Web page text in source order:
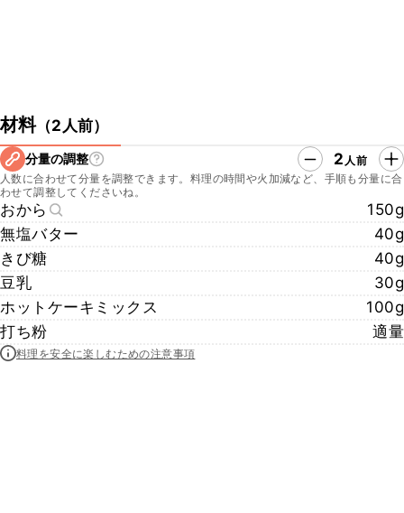
材料（2人前）
分量の調整 2 人前
人数に合わせて分量を調整できます。料理の時間や火加減など、手順も分量に合
わせて調整してくださいね。
おから
150g
無塩バター
40g
きび糖
40g
豆乳
30g
ホットケーキミックス
100g
打ち粉
適量
料理を安全に楽しむための注意事項